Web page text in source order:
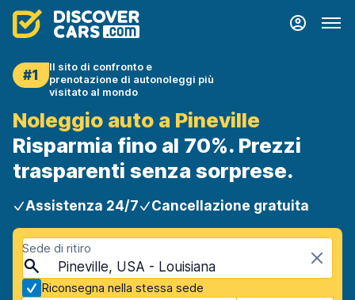
#1
Il sito di confronto e
prenotazione di autonoleggi più
visitato al mondo
Noleggio auto a Pineville
Risparmia fino al 70%. Prezzi
trasparenti senza sorprese.
Assistenza 24/7 Cancellazione gratuita
Sede di ritiro
Pineville, USA - Louisiana
Riconsegna nella stessa sede